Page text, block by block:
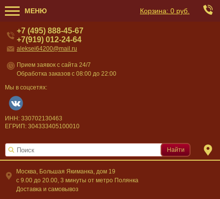
МЕНЮ Корзина: 0 руб.
Москва, Большая Якиманка, дом 19
c 9.00 до 20.00, 3 минуты от метро Полянка
Доставка и самовывоз
+7 (495) 888-45-67
+7(919) 012-24-64
aleksei64200@mail.ru
Прием заявок с сайта 24/7
Обработка заказов с 08:00 до 22:00
Мы в соцсетях:
ИНН: 330702130463
ЕГРИП: 304333405100010
Найти